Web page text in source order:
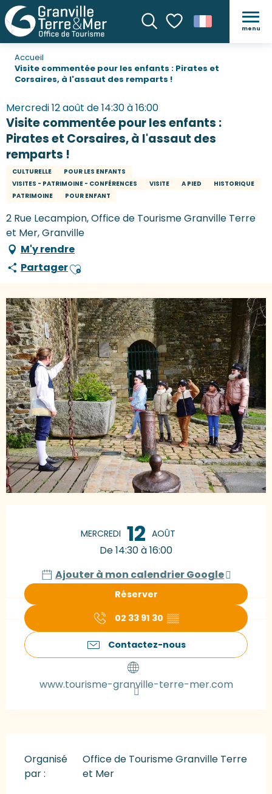
Recherche
Voir les favoris
menu
Accueil
Visite commentée pour les enfants : Pirates et
Corsaires, à l'assaut des remparts !
Mercredi 12 août de 14:30 à 16:00
Visite commentée pour les enfants :
Pirates et Corsaires, à l'assaut des
remparts !
CULTURELLE
POUR LES ENFANTS
VISITES - PATRIMOINE - CONFÉRENCES
VISITE A PIED
HISTORIQUE
PATRIMOINE
POUR ENFANT
2 Rue Lecampion, Office de Tourisme Granville Terre
et Mer, Granville
M'y rendre
PartagerAjouter aux favoris
MERCREDI 12 AOÛT
De 14:30 à 16:00
Ajouter à mon calendrier Google
Réserver
02 33 91 30 ▒▒
Contactez-nous
www.tourisme-granville-terre-mer.com
Organisé
par :
Office de Tourisme Granville Terre
et Mer